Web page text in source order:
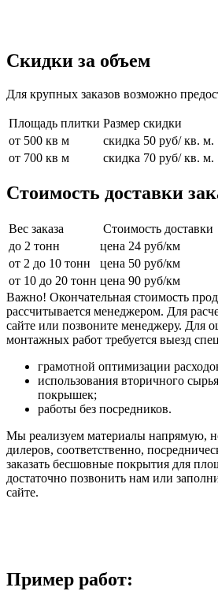
Скидки за объем
Для крупных заказов возможно
Площадь плитки Размер скидки
от 500 кв м
скидка 50 руб/ кв. м.
от 700 кв м
скидка 70 руб/ кв. м.
Стоимость доставки
Вес заказа
Стоимость доставки
до 2 тонн
цена 24 руб/км
от 2 до 10 тонн
цена 50 руб/км
от 10 до 20 тонн цена 90 руб/км
Важно! Окончательная стоимость
рассчитывается менеджером. Для
сайте или позвоните менеджеру. Для
монтажных работ требуется выезд
грамотной оптимизации
использования вторичного
покрышек;
работы без посредников.
Мы реализуем материалы напрямую,
дилеров, соответственно,
заказать бесшовные покрытия для
достаточно позвонить нам или
сайте.
Пример работ: